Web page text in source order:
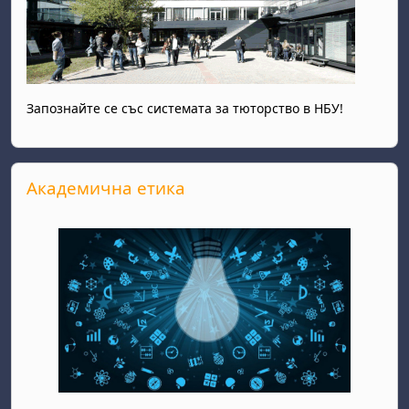
Запознайте се със системата за тюторство в НБУ!
Passer Академична етика
Академична етика